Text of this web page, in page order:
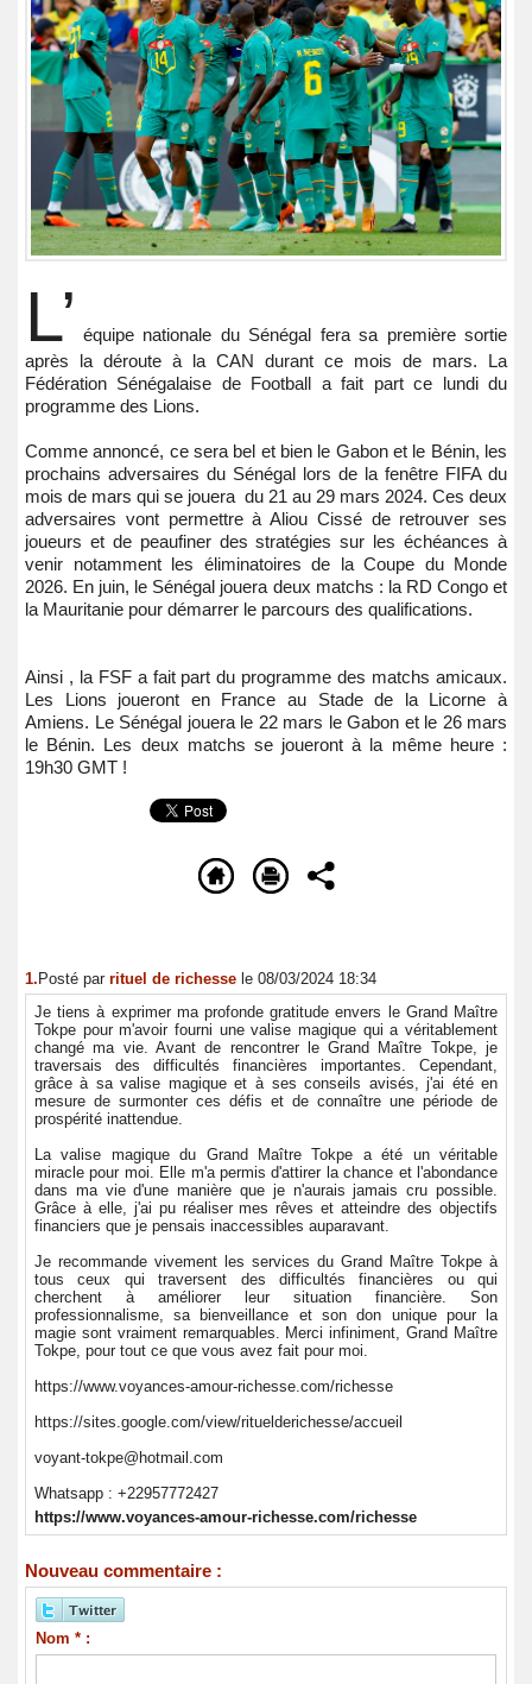
L’ équipe nationale du Sénégal fera sa première sortie
après la déroute à la CAN durant ce mois de mars. La
Fédération Sénégalaise de Football a fait part ce lundi du
programme des Lions.
Comme annoncé, ce sera bel et bien le Gabon et le Bénin, les
prochains adversaires du Sénégal lors de la fenêtre FIFA du
mois de mars qui se jouera du 21 au 29 mars 2024. Ces deux
adversaires vont permettre à Aliou Cissé de retrouver ses
joueurs et de peaufiner des stratégies sur les échéances à
venir notamment les éliminatoires de la Coupe du Monde
2026. En juin, le Sénégal jouera deux matchs : la RD Congo et
la Mauritanie pour démarrer le parcours des qualifications.
Ainsi , la FSF a fait part du programme des matchs amicaux.
Les Lions joueront en France au Stade de la Licorne à
Amiens. Le Sénégal jouera le 22 mars le Gabon et le 26 mars
le Bénin. Les deux matchs se joueront à la même heure :
19h30 GMT !
1. Posté par rituel de richesse le 08/03/2024 18:34
Je tiens à exprimer ma profonde gratitude envers le Grand Maître
Tokpe pour m'avoir fourni une valise magique qui a véritablement
changé ma vie. Avant de rencontrer le Grand Maître Tokpe, je
traversais des difficultés financières importantes. Cependant,
grâce à sa valise magique et à ses conseils avisés, j'ai été en
mesure de surmonter ces défis et de connaître une période de
prospérité inattendue.
La valise magique du Grand Maître Tokpe a été un véritable
miracle pour moi. Elle m'a permis d'attirer la chance et l'abondance
dans ma vie d'une manière que je n'aurais jamais cru possible.
Grâce à elle, j'ai pu réaliser mes rêves et atteindre des objectifs
financiers que je pensais inaccessibles auparavant.
Je recommande vivement les services du Grand Maître Tokpe à
tous ceux qui traversent des difficultés financières ou qui
cherchent à améliorer leur situation financière. Son
professionnalisme, sa bienveillance et son don unique pour la
magie sont vraiment remarquables. Merci infiniment, Grand Maître
Tokpe, pour tout ce que vous avez fait pour moi.
https://www.voyances-amour-richesse.com/richesse
https://sites.google.com/view/rituelderichesse/accueil
voyant-tokpe@hotmail.com
Whatsapp : +22957772427
https://www.voyances-amour-richesse.com/richesse
Nouveau commentaire :
Nom * :